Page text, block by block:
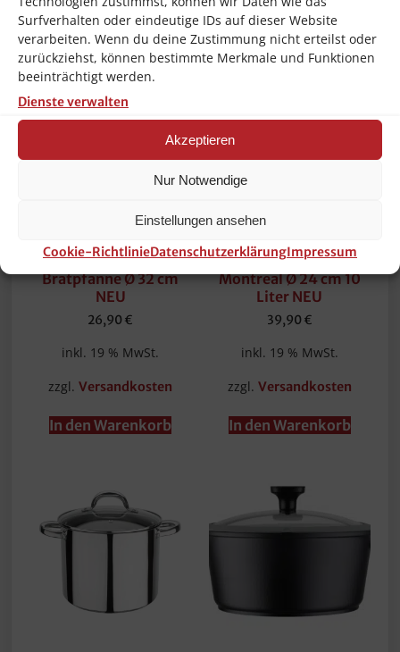
Surfverhalten oder eindeutige IDs auf dieser Website
verarbeiten. Wenn du deine Zustimmung nicht erteilst oder
zurückziehst, können bestimmte Merkmale und Funktionen
beeinträchtigt werden.
Dienste verwalten
Akzeptieren
Nur Notwendige
Einstellungen ansehen
Cookie-RichtlinieDatenschutzerklärungImpressum
AMT Universal-
Glasdeckel Topf-
Deckel Wok-Deckel
Bratpfanne Ø 32 cm
NEU
26,90 €
inkl. 19 % MwSt.
zzgl.Versandkosten
In den Warenkorb
GSW Kochtopf
Suppentopf Jumbo
Topf Induktion Serie
Montreal Ø 24 cm 10
Liter NEU
39,90 €
inkl. 19 % MwSt.
zzgl. Versandkosten
In den Warenkorb